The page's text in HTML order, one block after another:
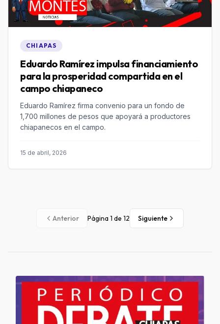
CHIAPAS
Eduardo Ramírez impulsa financiamiento
para la prosperidad compartida en el
campo chiapaneco
Eduardo Ramírez firma convenio para un fondo de
1,700 millones de pesos que apoyará a productores
chiapanecos en el campo.
15 de abril, 2026
Anterior Página1 de 12 Siguiente